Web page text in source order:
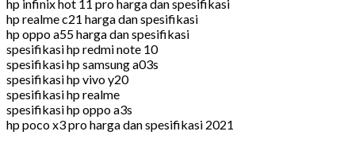
hp infinix hot 11 pro harga dan spesifikasi
hp realme c21 harga dan spesifikasi
hp oppo a55 harga dan spesifikasi
spesifikasi hp redmi note 10
spesifikasi hp samsung a03s
spesifikasi hp vivo y20
spesifikasi hp realme
spesifikasi hp oppo a3s
hp poco x3 pro harga dan spesifikasi 2021